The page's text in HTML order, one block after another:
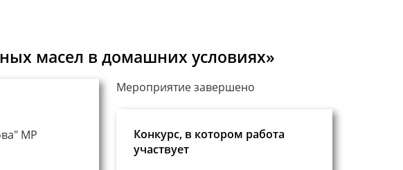
масел в домашних условиях»
МР
Мероприятие завершено
Конкурс, в котором работа
участвует